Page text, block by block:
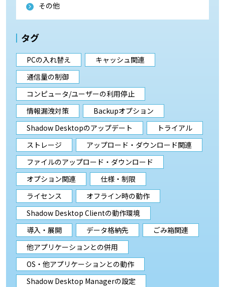
その他
タグ
PCの入れ替え
キャッシュ関連
通信量の制御
コンピュータ/ユーザーの利用停止
情報漏洩対策
Backupオプション
Shadow Desktopのアップデート
トライアル
ストレージ
アップロード・ダウンロード関連
ファイルのアップロード・ダウンロード
オプション関連
仕様・制限
ライセンス
オフライン時の動作
Shadow Desktop Clientの動作環境
導入・展開
データ格納先
ごみ箱関連
他アプリケーションとの併用
OS・他アプリケーションとの動作
Shadow Desktop Managerの設定